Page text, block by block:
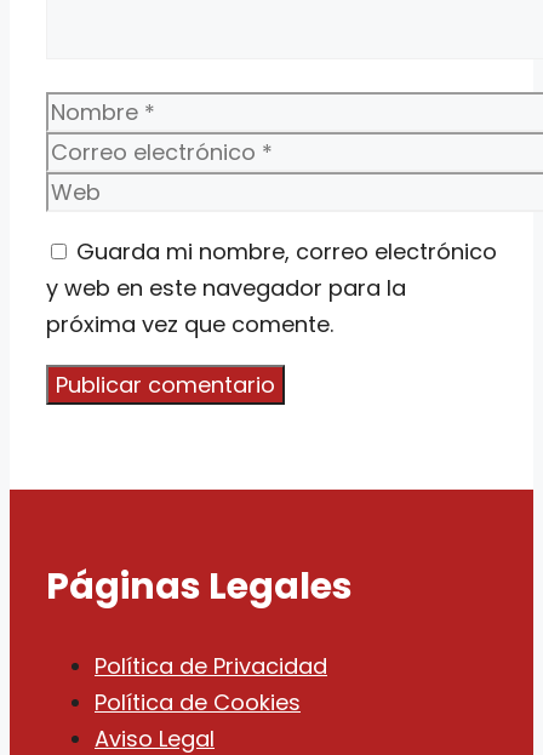
Nombre
Correo
electrónico
Web
Guarda mi nombre, correo electrónico
y web en este navegador para la
próxima vez que comente.
Páginas Legales
Política de Privacidad
Política de Cookies
Aviso Legal